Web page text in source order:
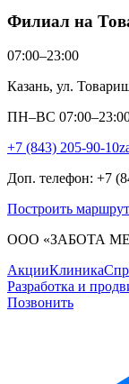
Филиал на
07:00–23:00
Казань, ул.
ПН–ВС
+7 (843) 205-90-10
Доп. телефон: +7
Построить маршрут
ООО «ЗАБОТА
АкцииКлиника
Разработка и
Позвонить